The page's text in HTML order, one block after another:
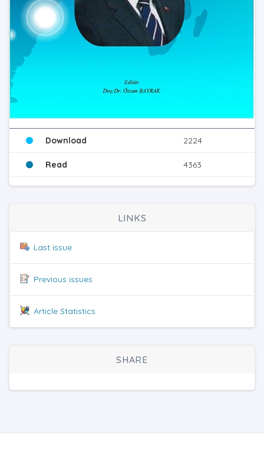
Download 2224
Read 4363
LINKS
Last issue
Previous issues
Article Statistics
SHARE